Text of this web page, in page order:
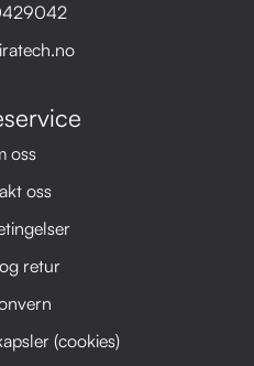
oss
oss
retur
(cookies)